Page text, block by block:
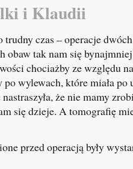
i Klaudii
trudny czas – operacje
obaw tak nam się
chociażby ze względu
po wylewach, które miała po
że nie mamy
się dzieje. A tomografię
przed operacją były